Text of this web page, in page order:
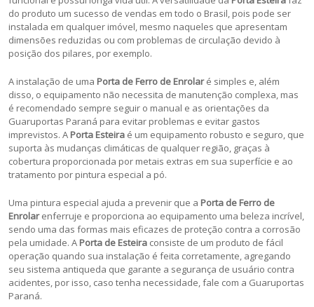
do produto um sucesso de vendas em todo o Brasil, pois pode ser
instalada em qualquer imóvel, mesmo naqueles que apresentam
dimensões reduzidas ou com problemas de circulação devido à
posição dos pilares, por exemplo.
A instalação de uma Porta de Ferro de Enrolaré simples e, além
disso, o equipamento não necessita de manutenção complexa, mas
é recomendado sempre seguir o manual e as orientações da
Guaruportas Paraná para evitar problemas e evitar gastos
imprevistos. A Porta Esteira é um equipamento robusto e seguro, que
suporta às mudanças climáticas de qualquer região, graças à
cobertura proporcionada por metais extras em sua superfície e ao
tratamento por pintura especial a pó.
Uma pintura especial ajuda a prevenir que a Porta de Ferro de
Enrolarenferruje e proporciona ao equipamento uma beleza incrível,
sendo uma das formas mais eficazes de proteção contra a corrosão
pela umidade. A Porta de Esteira consiste de um produto de fácil
operação quando sua instalação é feita corretamente, agregando
seu sistema antiqueda que garante a segurança de usuário contra
acidentes, por isso, caso tenha necessidade, fale com a Guaruportas
Paraná.